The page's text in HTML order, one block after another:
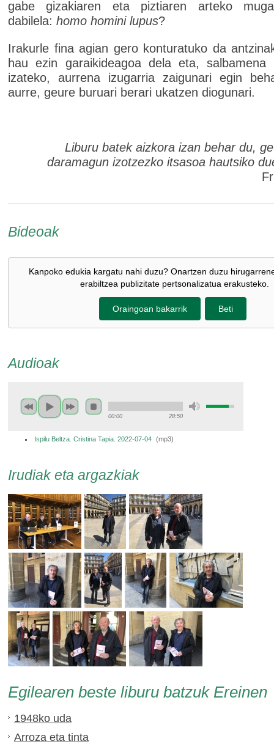
gabe gizakiaren eta piztiaren arteko
dabilela: homo homini lupus?
Irakurle fina agian gero konturatuko da
hau ezin garaikideagoa dela eta, salbamena
izateko, aurrena izugarria zaigunari egin
aurre, geure buruari berari ukatzen diogunari.
Liburu batek aizkora izan behar du,
daramagun izotzezko itsasoa hautsiko
Bideoak
Kanpoko edukia kargatu nahi duzu? Onartzen duzu
erabiltzea publizitate pertsonalizatua erakusteko.
Oraingoan bakarrik Beti
Audioak
00:00 28:50
Ispilu Beltza. Cristina Tapia. 2022-07-04 (mp3)
Irudiak eta argazkiak
Egilearen beste liburu batzuk Ereinen
1948ko uda
Arroza eta tinta